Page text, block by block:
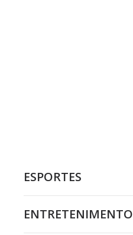
ESPORTES
ENTRETENIMENTO